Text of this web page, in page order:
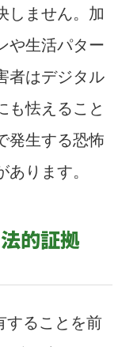
しません。加
や生活パター
者はデジタル
も怯えること
発生する恐怖
ります。
的証拠
することを前